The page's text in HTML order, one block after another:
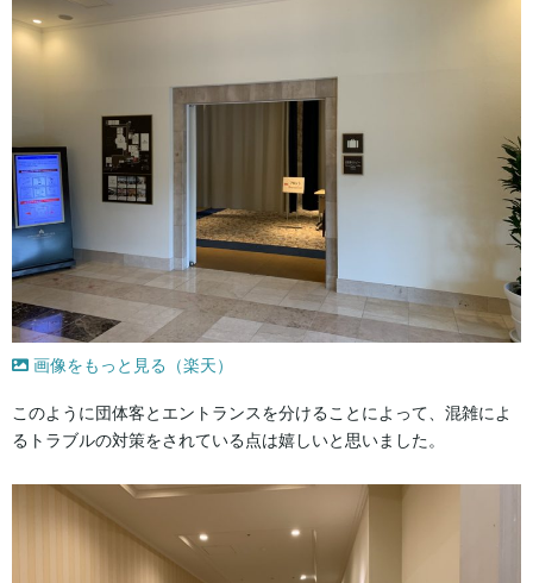
画像をもっと見る（楽天）
このように団体客とエントランスを分けることによって、混雑によ
るトラブルの対策をされている点は嬉しいと思いました。